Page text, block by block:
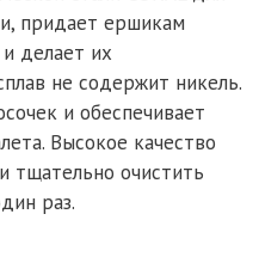
придает ершикам
делает их
не содержит никель.
и обеспечивает
Высокое качество
тщательно очистить
раз.